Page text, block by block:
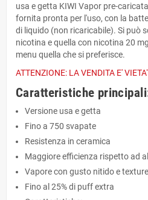
usa e getta KIWI Vapor pre-
fornita pronta per l'uso, con la
di liquido (non ricaricabile). Si può
nicotina e quella con nicotina 20
menu quella che si preferisce.
ATTENZIONE: LA VENDITA E'
Caratteristiche
Versione usa e getta
Fino a 750 svapate
Resistenza in ceramica
Maggiore efficienza rispetto ad
Vapore con gusto nitido e
Fino al 25% di puff extra